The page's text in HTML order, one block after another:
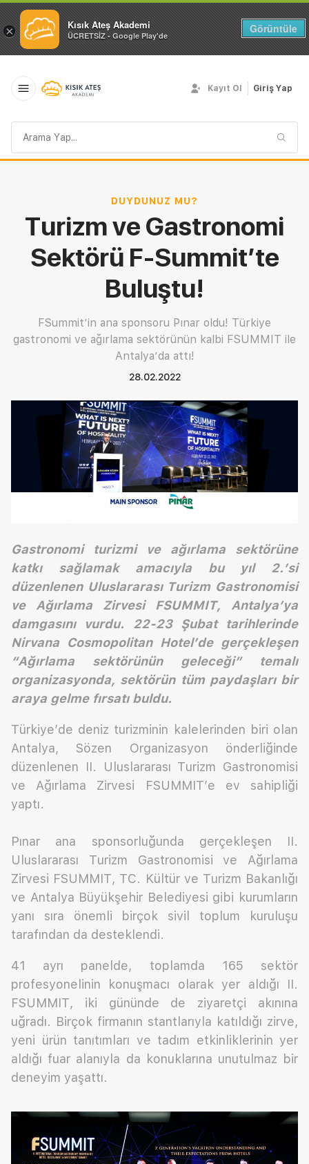
× Kısık Ateş Akademi
ÜCRETSİZ - Google Play'de
Görüntüle
sorgusu
Kayıt Ol Giriş Yap
DUYDUNUZ MU?
Turizm ve Gastronomi
Sektörü F-Summit’te
Buluştu!
FSummit’in ana sponsoru Pınar oldu! Türkiye
gastronomi ve ağırlama sektörünün kalbi FSUMMIT ile
Antalya’da attı!
28.02.2022
Gastronomi turizmi ve ağırlama sektörüne
katkı sağlamak amacıyla bu yıl 2.’si
düzenlenen Uluslararası Turizm Gastronomisi
ve Ağırlama Zirvesi FSUMMIT, Antalya’ya
damgasını vurdu. 22-23 Şubat tarihlerinde
Nirvana Cosmopolitan Hotel’de gerçekleşen
“Ağırlama sektörünün geleceği” temalı
organizasyonda, sektörün tüm paydaşları bir
araya gelme fırsatı buldu.
Türkiye’de deniz turizminin kalelerinden biri olan
Antalya, Sözen Organizasyon önderliğinde
düzenlenen II. Uluslararası Turizm Gastronomisi
ve Ağırlama Zirvesi FSUMMIT’e ev sahipliği
yaptı.
Pınar ana sponsorluğunda gerçekleşen II.
Uluslararası Turizm Gastronomisi ve Ağırlama
Zirvesi FSUMMIT, TC. Kültür ve Turizm Bakanlığı
ve Antalya Büyükşehir Belediyesi gibi kurumların
yanı sıra önemli birçok sivil toplum kuruluşu
tarafından da desteklendi.
41 ayrı panelde, toplamda 165 sektör
profesyonelinin konuşmacı olarak yer aldığı II.
FSUMMIT, iki gününde de ziyaretçi akınına
uğradı. Birçok firmanın stantlarıyla katıldığı zirve,
yeni ürün tanıtımları ve tadım etkinliklerinin yer
aldığı fuar alanıyla da konuklarına unutulmaz bir
deneyim yaşattı.